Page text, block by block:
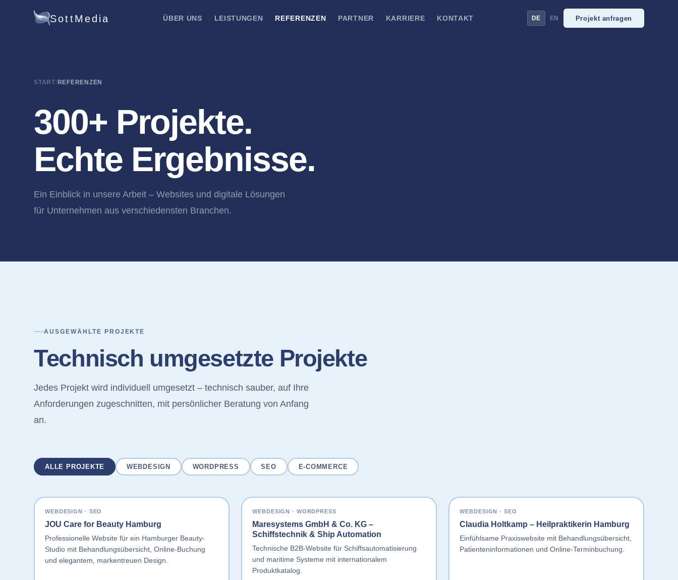
SottMedia ÜBER UNS LEISTUNGEN REFERENZEN PARTNER KARRIERE KONTAKT DE EN Projekt anfragen
START / REFERENZEN
300+ Projekte.
Echte Ergebnisse.
Ein Einblick in unsere Arbeit – Websites und digitale Lösungen
für Unternehmen aus verschiedensten Branchen.
AUSGEWÄHLTE PROJEKTE
Technisch umgesetzte Projekte
Jedes Projekt wird individuell umgesetzt – technisch sauber, auf Ihre
Anforderungen zugeschnitten, mit persönlicher Beratung von Anfang
an.
ALLE PROJEKTE WEBDESIGN WORDPRESS SEO E-COMMERCE
WEBDESIGN · SEO
JOU Care for Beauty Hamburg
Professionelle Website für ein Hamburger Beauty-
Studio mit Behandlungsübersicht, Online-Buchung
und elegantem, markentreuen Design.
WEBDESIGN · WORDPRESS
Maresystems GmbH & Co. KG –
Schiffstechnik & Ship Automation
Technische B2B-Website für Schiffsautomatisierung
und maritime Systeme mit internationalem
Produktkatalog.
WEBDESIGN · SEO
Claudia Holtkamp – Heilpraktikerin Hamburg
Einfühlsame Praxiswebsite mit Behandlungsübersicht,
Patienteninformationen und Online-Terminbuchung.